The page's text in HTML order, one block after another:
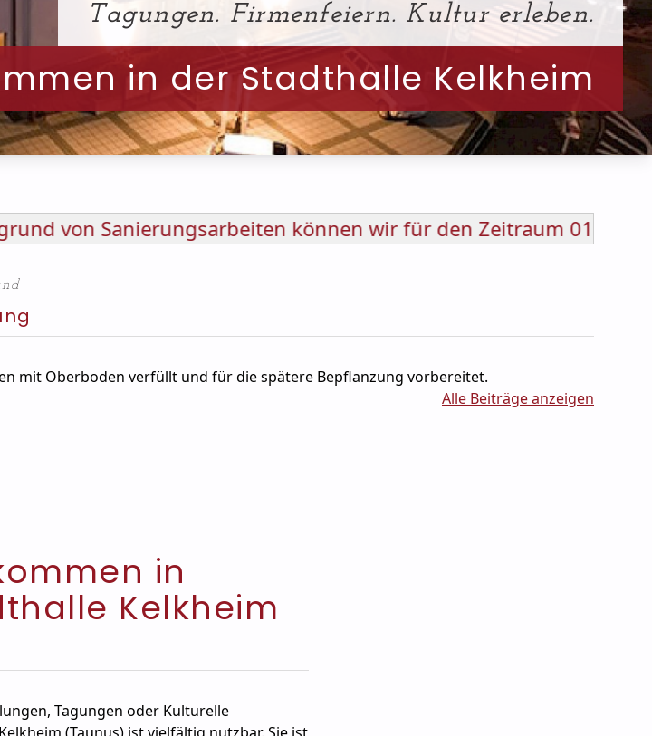
Tagungen. Firmenfeiern. Kultur erleben.
in der Stadthalle Kelkheim
können wir für den Zeitraum 01.03.2025 – 31.12.2026
mit Oberboden verfüllt und für die spätere Bepflanzung vorbereitet.
Alle Beiträge anzeigen
in
Kelkheim
Tagungen oder Kulturelle